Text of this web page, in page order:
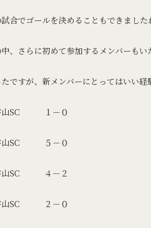
合でゴールを決めることもできまし
、さらに初めて参加するメンバーも
ですが、新メンバーにとってはいい経
山SC １－０
山SC ５－０
山SC ４－２
山SC ２－０